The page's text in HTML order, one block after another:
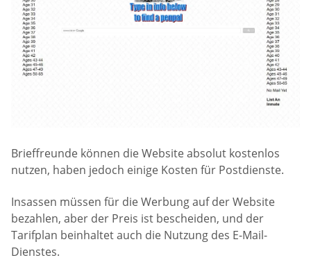
Brieffreunde können die Website absolut kostenlos
nutzen, haben jedoch einige Kosten für Postdienste.
Insassen müssen für die Werbung auf der Website
bezahlen, aber der Preis ist bescheiden, und der
Tarifplan beinhaltet auch die Nutzung des E-Mail-
Dienstes.